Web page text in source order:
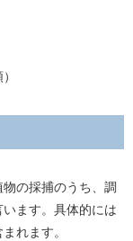
の採捕のうち、調
ます。具体的には
れます。